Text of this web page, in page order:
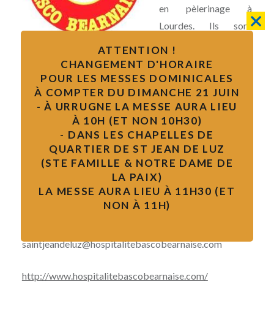
en pèlerinage à
Lourdes. Ils sont
association pour mieux servir leurs frères et sœurs
malades ou handicapés. Ils les aident plus
particulièrement durant le pèlerinage diocésain annuel
du mois de septembre ainsi qu’à diverses occasions
durant l’année.
Réunion des membres le premier jeudi de chaque mois
à 18h30 dans les salles paroissiales Notre-Dame de la
Paix, 15 avenue de la Paix, Saint-Jean-de-Luz.
saintjeandeluz@hospitalitebascobearnaise.com
http://www.hospitalitebascobearnaise.com/
ATTENTION !
CHANGEMENT D'HORAIRE
POUR LES MESSES DOMINICALES
À COMPTER DU DIMANCHE 21 JUIN
- À URRUGNE LA MESSE AURA LIEU
À 10H (ET NON 10H30)
- DANS LES CHAPELLES DE
QUARTIER DE ST JEAN DE LUZ
(STE FAMILLE & NOTRE DAME DE
LA PAIX)
LA MESSE AURA LIEU À 11H30 (ET
NON À 11H)